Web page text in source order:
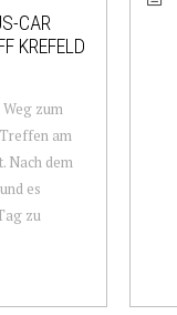
CAR
KREFELD
zum
am
Nach dem
es
zu